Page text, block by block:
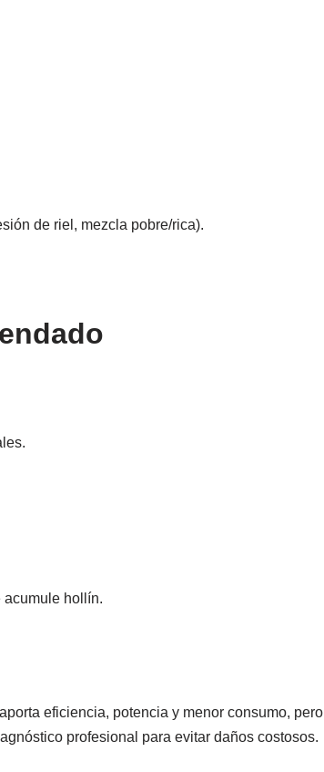
de riel, mezcla pobre/rica).
acumule hollín.
eficiencia, potencia y menor consumo, pero
profesional para evitar daños costosos.